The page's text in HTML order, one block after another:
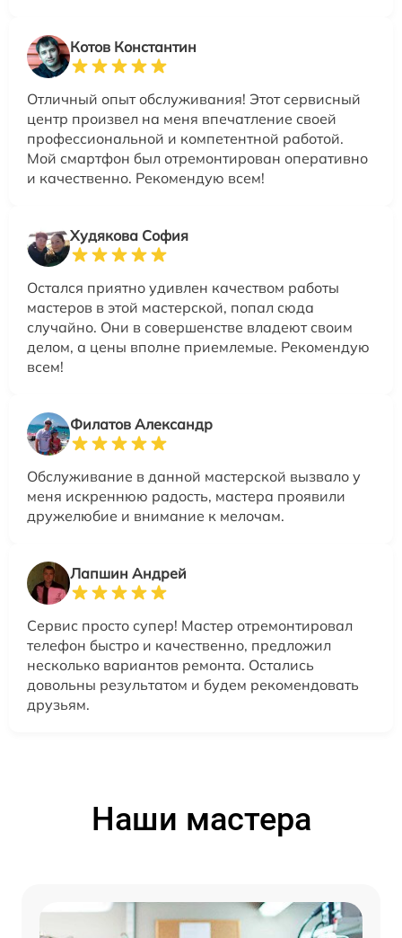
Котов Константин
Отличный опыт обслуживания! Этот сервисный
центр произвел на меня впечатление своей
профессиональной и компетентной работой.
Мой смартфон был отремонтирован оперативно
и качественно. Рекомендую всем!
Худякова София
Остался приятно удивлен качеством работы
мастеров в этой мастерской, попал сюда
случайно. Они в совершенстве владеют своим
делом, а цены вполне приемлемые. Рекомендую
всем!
Филатов Александр
Обслуживание в данной мастерской вызвало у
меня искреннюю радость, мастера проявили
дружелюбие и внимание к мелочам.
Лапшин Андрей
Сервис просто супер! Мастер отремонтировал
телефон быстро и качественно, предложил
несколько вариантов ремонта. Остались
довольны результатом и будем рекомендовать
друзьям.
Наши мастера